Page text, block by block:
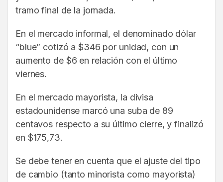
tramo final de la jornada.
En el mercado informal, el denominado dólar
“blue” cotizó a $346 por unidad, con un
aumento de $6 en relación con el último
viernes.
En el mercado mayorista, la divisa
estadounidense marcó una suba de 89
centavos respecto a su último cierre, y finalizó
en $175,73.
Se debe tener en cuenta que el ajuste del tipo
de cambio (tanto minorista como mayorista)